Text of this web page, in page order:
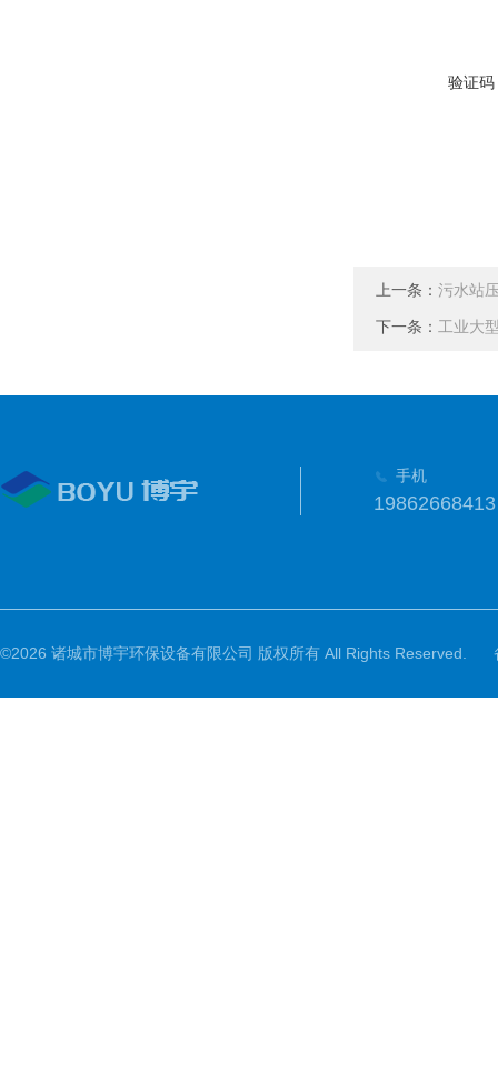
验证码
上一条： 污水站
下一条： 工业大
手机
19862668413
©2026 诸城市博宇环保设备有限公司 版权所有 All Rights Reserved.